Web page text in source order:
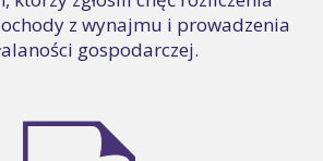
z wynajmu i prowadzenia
gospodarczej.